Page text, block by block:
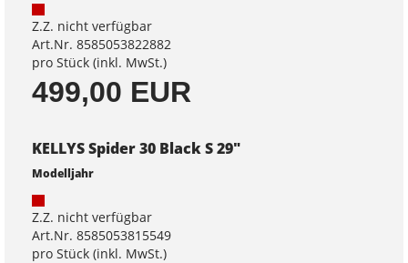
Z.Z. nicht verfügbar
Art.Nr. 8585053822882
pro Stück (inkl. MwSt.)
499,00 EUR
KELLYS Spider 30 Black S 29"
Modelljahr
Z.Z. nicht verfügbar
Art.Nr. 8585053815549
pro Stück (inkl. MwSt.)